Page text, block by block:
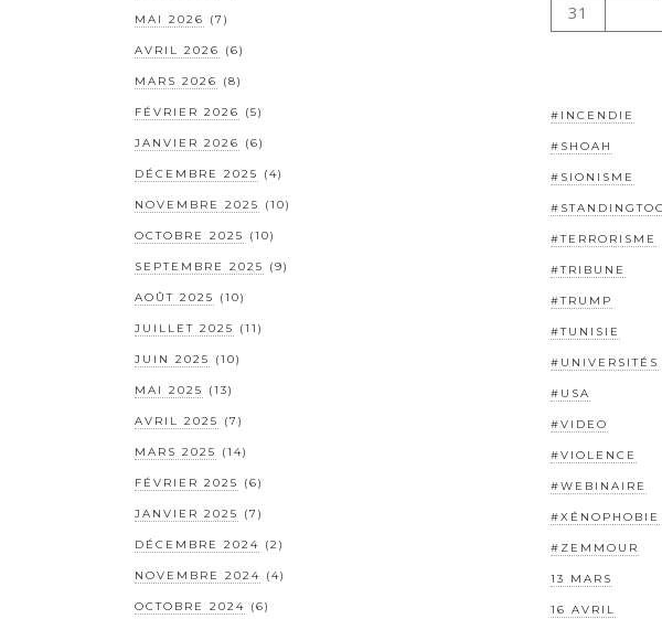
MAI 2026 (7)
AVRIL 2026 (6)
MARS 2026 (8)
FÉVRIER 2026 (5)
JANVIER 2026 (6)
DÉCEMBRE 2025 (4)
NOVEMBRE 2025 (10)
OCTOBRE 2025 (10)
SEPTEMBRE 2025 (9)
AOÛT 2025 (10)
JUILLET 2025 (11)
JUIN 2025 (10)
MAI 2025 (13)
AVRIL 2025 (7)
MARS 2025 (14)
FÉVRIER 2025 (6)
JANVIER 2025 (7)
DÉCEMBRE 2024 (2)
NOVEMBRE 2024 (4)
OCTOBRE 2024 (6)
31
#INCENDIE
#SHOAH
#SIONISME
#TERRORISME
#TRIBUNE
#TRUMP
#TUNISIE
#UNIVERSITÉS
#USA
#VIDEO
#VIOLENCE
#WEBINAIRE
#XÉNOPHOBIE
#ZEMMOUR
13 MARS
16 AVRIL